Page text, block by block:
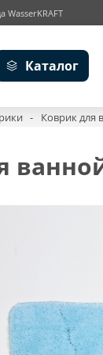
Каталог
Коврик для